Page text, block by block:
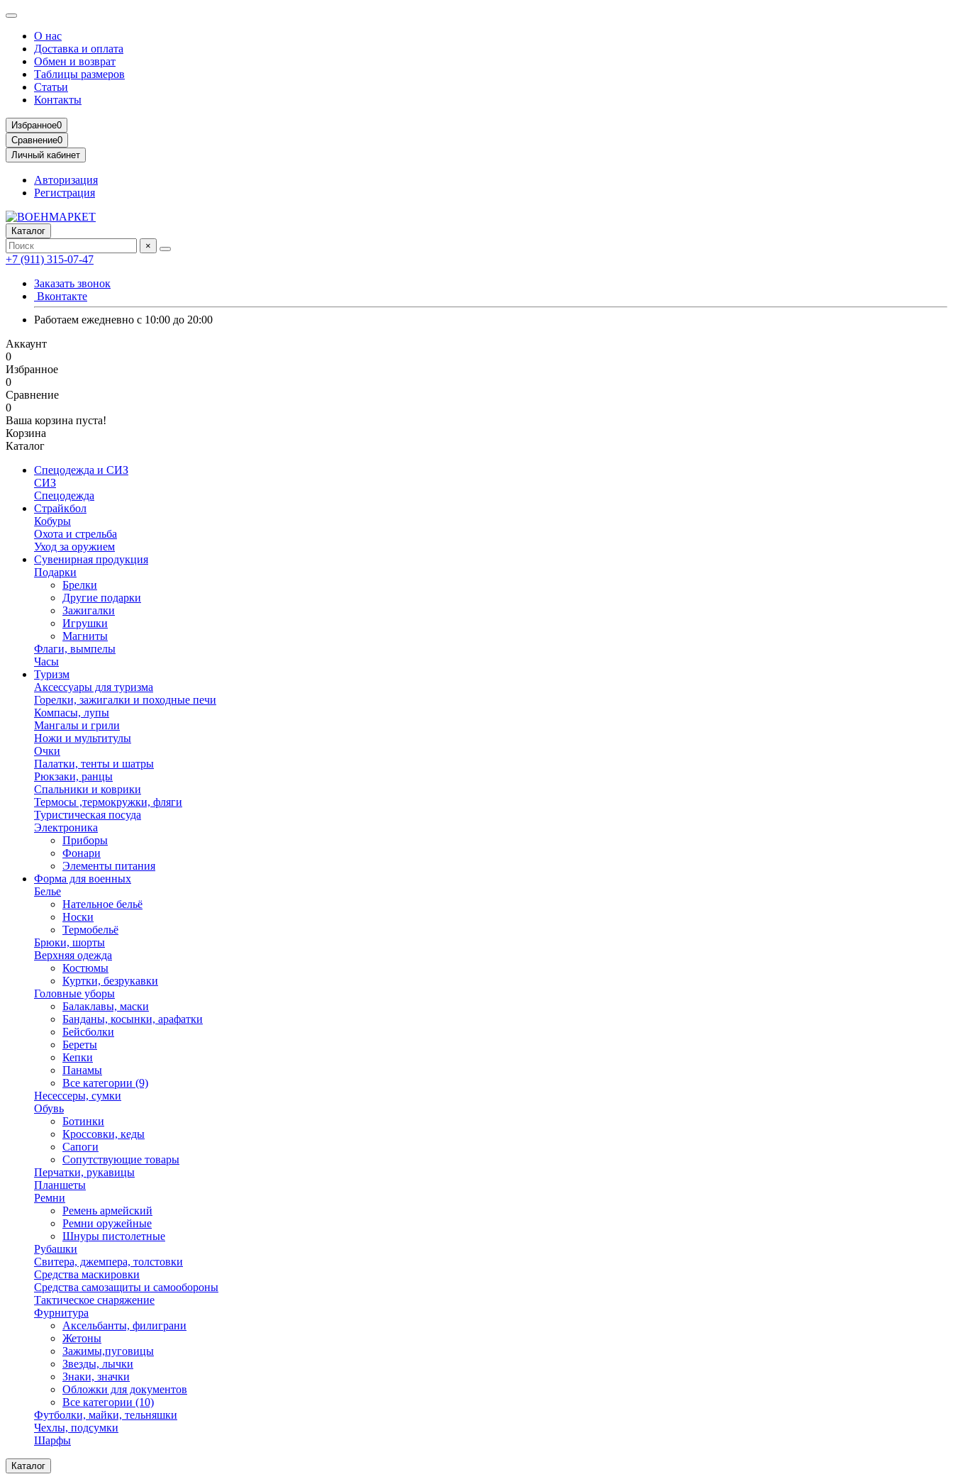
О нас
Доставка и оплата
Обмен и возврат
Таблицы размеров
Статьи
Контакты
Избранное0
Сравнение0
Личный кабинет
Авторизация
Регистрация
Каталог
×
+7 (911) 315-07-47
Заказать звонок
Вконтакте
Работаем ежедневно с 10:00 до 20:00
Аккаунт
0
Избранное
0
Сравнение
0
Ваша корзина пуста!
Корзина
Каталог
Спецодежда и СИЗ
СИЗ
Спецодежда
Страйкбол
Кобуры
Охота и стрельба
Уход за оружием
Сувенирная продукция
Подарки
Брелки
Другие подарки
Зажигалки
Игрушки
Магниты
Флаги, вымпелы
Часы
Туризм
Аксессуары для туризма
Горелки, зажигалки и походные печи
Компасы, лупы
Мангалы и грили
Ножи и мультитулы
Очки
Палатки, тенты и шатры
Рюкзаки, ранцы
Спальники и коврики
Термосы ,термокружки, фляги
Туристическая посуда
Электроника
Приборы
Фонари
Элементы питания
Форма для военных
Белье
Нательное бельё
Носки
Термобельё
Брюки, шорты
Верхняя одежда
Костюмы
Куртки, безрукавки
Головные уборы
Балаклавы, маски
Банданы, косынки, арафатки
Бейсболки
Береты
Кепки
Панамы
Все категории (9)
Несессеры, сумки
Обувь
Ботинки
Кроссовки, кеды
Сапоги
Сопутствующие товары
Перчатки, рукавицы
Планшеты
Ремни
Ремень армейский
Ремни оружейные
Шнуры пистолетные
Рубашки
Свитера, джемпера, толстовки
Средства маскировки
Средства самозащиты и самообороны
Тактическое снаряжение
Фурнитура
Аксельбанты, филиграни
Жетоны
Зажимы,пуговицы
Звезды, лычки
Знаки, значки
Обложки для документов
Все категории (10)
Футболки, майки, тельняшки
Чехлы, подсумки
Шарфы
Каталог